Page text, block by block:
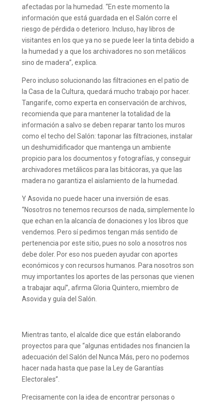
afectadas por la humedad. “En este momento la
información que está guardada en el Salón corre el
riesgo de pérdida o deterioro. Incluso, hay libros de
visitantes en los que ya no se puede leer la tinta debido a
la humedad y a que los archivadores no son metálicos
sino de madera”, explica.
Pero incluso solucionando las filtraciones en el patio de
la Casa de la Cultura, quedará mucho trabajo por hacer.
Tangarife, como experta en conservación de archivos,
recomienda que para mantener la totalidad de la
información a salvo se deben reparar tanto los muros
como el techo del Salón: taponar las filtraciones, instalar
un deshumidificador que mantenga un ambiente
propicio para los documentos y fotografías, y conseguir
archivadores metálicos para las bitácoras, ya que las
madera no garantiza el aislamiento de la humedad.
Y Asovida no puede hacer una inversión de esas.
“Nosotros no tenemos recursos de nada, simplemente lo
que echan en la alcancía de donaciones y los libros que
vendemos. Pero sí pedimos tengan más sentido de
pertenencia por este sitio, pues no solo a nosotros nos
debe doler. Por eso nos pueden ayudar con aportes
económicos y con recursos humanos. Para nosotros son
muy importantes los aportes de las personas que vienen
a trabajar aquí”, afirma Gloria Quintero, miembro de
Asovida y guía del Salón.
Mientras tanto, el alcalde dice que están elaborando
proyectos para que “algunas entidades nos financien la
adecuación del Salón del Nunca Más, pero no podemos
hacer nada hasta que pase la Ley de Garantías
Electorales”.
Precisamente con la idea de encontrar personas o